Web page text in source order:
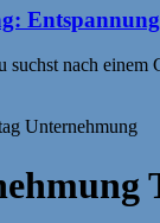
nach
Unternehmung